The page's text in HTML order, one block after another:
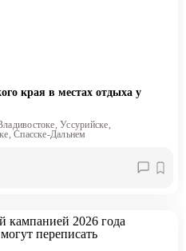
края в местах отдыха у
Уссурийске,
Спасске-Дальнем